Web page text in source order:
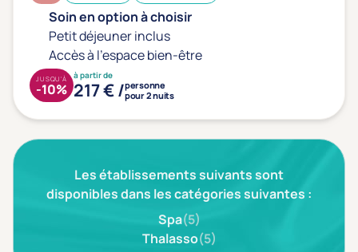
Soin en option à choisir
Petit déjeuner inclus
Accès à l'espace bien-être
à partir de
217 € /personne
pour 2 nuits
JUSQU'À
-10%
Les établissements suivants sont
disponibles dans les catégories suivantes :
Spa(5)
Thalasso(5)